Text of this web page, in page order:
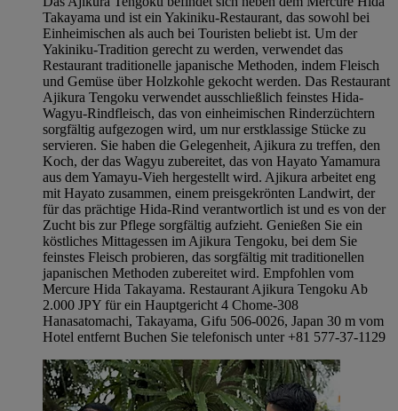
Takayama und ist ein Yakiniku-Restaurant, das sowohl bei
Einheimischen als auch bei Touristen beliebt ist. Um der
Yakiniku-Tradition gerecht zu werden, verwendet das
Restaurant traditionelle japanische Methoden, indem Fleisch
und Gemüse über Holzkohle gekocht werden. Das Restaurant
Ajikura Tengoku verwendet ausschließlich feinstes Hida-
Wagyu-Rindfleisch, das von einheimischen Rinderzüchtern
sorgfältig aufgezogen wird, um nur erstklassige Stücke zu
servieren. Sie haben die Gelegenheit, Ajikura zu treffen, den
Koch, der das Wagyu zubereitet, das von Hayato Yamamura
aus dem Yamayu-Vieh hergestellt wird. Ajikura arbeitet eng
mit Hayato zusammen, einem preisgekrönten Landwirt, der
für das prächtige Hida-Rind verantwortlich ist und es von der
Zucht bis zur Pflege sorgfältig aufzieht. Genießen Sie ein
köstliches Mittagessen im Ajikura Tengoku, bei dem Sie
feinstes Fleisch probieren, das sorgfältig mit traditionellen
japanischen Methoden zubereitet wird. Empfohlen vom
Mercure Hida Takayama. Restaurant Ajikura Tengoku Ab
2.000 JPY für ein Hauptgericht 4 Chome-308
Hanasatomachi, Takayama, Gifu 506-0026, Japan 30 m vom
Hotel entfernt Buchen Sie telefonisch unter +81 577-37-1129